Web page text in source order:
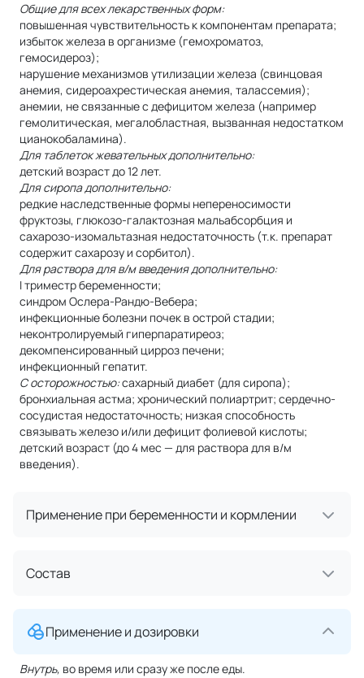
Общие для всех лекарственных форм:
повышенная чувствительность к компонентам препарата;
избыток железа в организме (гемохроматоз,
гемосидероз);
нарушение механизмов утилизации железа (свинцовая
анемия, сидероахрестическая анемия, талассемия);
анемии, не связанные с дефицитом железа (например
гемолитическая, мегалобластная, вызванная недостатком
цианокобаламина).
Для таблеток жевательных дополнительно:
детский возраст до 12 лет.
Для сиропа дополнительно:
редкие наследственные формы непереносимости
фруктозы, глюкозо-галактозная мальабсорбция и
сахарозо-изомальтазная недостаточность (т.к. препарат
содержит сахарозу и сорбитол).
Для раствора для в/м введения дополнительно:
I триместр беременности;
синдром Ослера-Рандю-Вебера;
инфекционные болезни почек в острой стадии;
неконтролируемый гиперпаратиреоз;
декомпенсированный цирроз печени;
инфекционный гепатит.
С осторожностью:сахарный диабет (для сиропа);
бронхиальная астма; хронический полиартрит; сердечно-
сосудистая недостаточность; низкая способность
связывать железо и/или дефицит фолиевой кислоты;
детский возраст (до 4 мес — для раствора для в/м
введения).
Применение при беременности и кормлении
Состав
Применение и дозировки
Внутрь, во время или сразу же после еды.